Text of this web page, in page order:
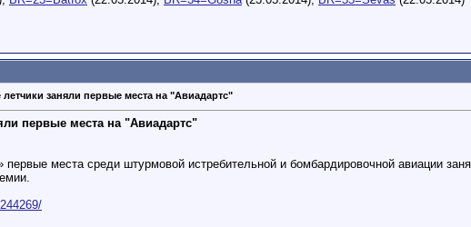
заняли первые места на "Авиадартс"
первые места на "Авиадартс"
первые места среди штурмовой истребительной и бомбардировочной авиации